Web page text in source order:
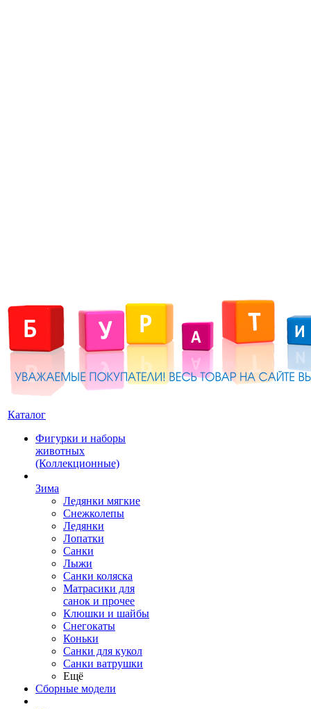
Каталог
Фигурки и наборы
животных
(Коллекционные)
Зима
Ледянки мягкие
Снежколепы
Ледянки
Лопатки
Санки
Лыжи
Санки коляска
Матрасики для
санок и прочее
Клюшки и шайбы
Снегокаты
Коньки
Санки для кукол
Санки ватрушки
Ещё
Сборные модели